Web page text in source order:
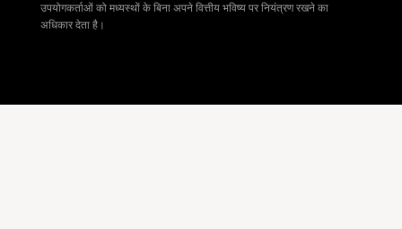
उपयोगकर्ताओं को मध्यस्थों के बिना अपने वित्तीय भविष्य पर नियंत्रण रखने का
अधिकार देता है।